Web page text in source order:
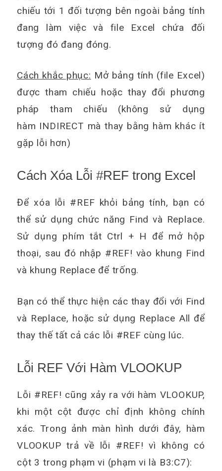
chiếu tới 1 đối tượng bên ngoài bảng tính
đang làm việc và file Excel chứa đối
tượng đó đang đóng.
Cách khắc phục: Mở bảng tính (file Excel)
được tham chiếu hoặc thay đổi phương
pháp tham chiếu (không sử dụng
hàm INDIRECT mà thay bằng hàm khác ít
gặp lỗi hơn)
Cách Xóa Lỗi #REF trong Excel
Để xóa lỗi #REF khỏi bảng tính, bạn có
thể sử dụng chức năng Find và Replace.
Sử dụng phím tắt Ctrl + H để mở hộp
thoại, sau đó nhập #REF! vào khung Find
và khung Replace để trống.
Bạn có thể thực hiện các thay đổi với Find
và Replace, hoặc sử dụng Replace All để
thay thế tất cả các lỗi #REF cùng lúc.
Lỗi REF Với Hàm VLOOKUP
Lỗi #REF! cũng xảy ra với hàm VLOOKUP,
khi một cột được chỉ định không chính
xác. Trong ảnh màn hình dưới đây, hàm
VLOOKUP trả về lỗi #REF! vì không có
cột 3 trong phạm vi (phạm vi là B3:C7):